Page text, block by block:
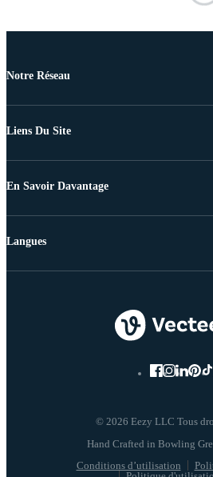
Notre Réseau
Liens Du Site
En Savoir Davantage
© 2026 Eezy LLC Tous
Conditions d’utilisation
Langues